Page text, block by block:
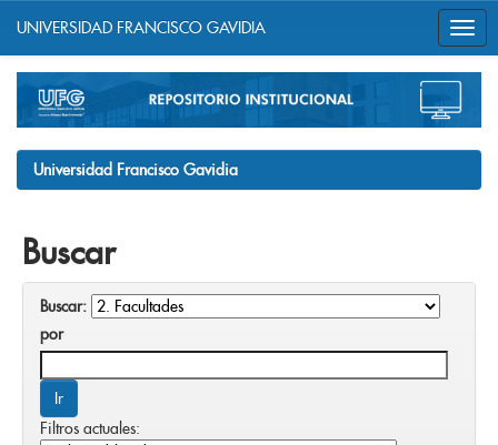
navigation
UNIVERSIDAD FRANCISCO GAVIDIA
Universidad Francisco Gavidia
Buscar
Buscar:
por
Filtros actuales: